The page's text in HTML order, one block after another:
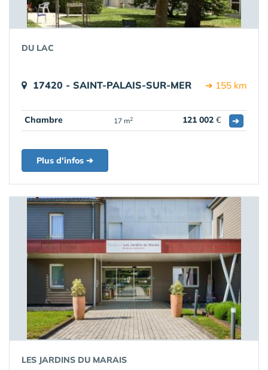
DU LAC
17420 - SAINT-PALAIS-SUR-MER ➔ 155 km
Chambre 17 m2 121 002 € ➔
Plus d'infos ➔
LES JARDINS DU MARAIS